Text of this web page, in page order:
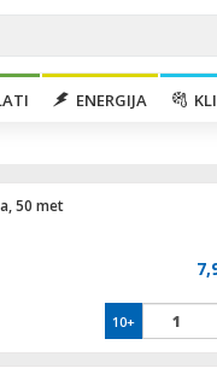
ENERGIJA
50 met
10+
za sladoled s kompresorom,
90W